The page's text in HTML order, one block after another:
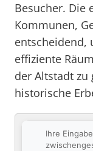
Besucher. Die
Kommunen,
entscheidend,
effiziente
der Altstadt zu
historische
Ihre